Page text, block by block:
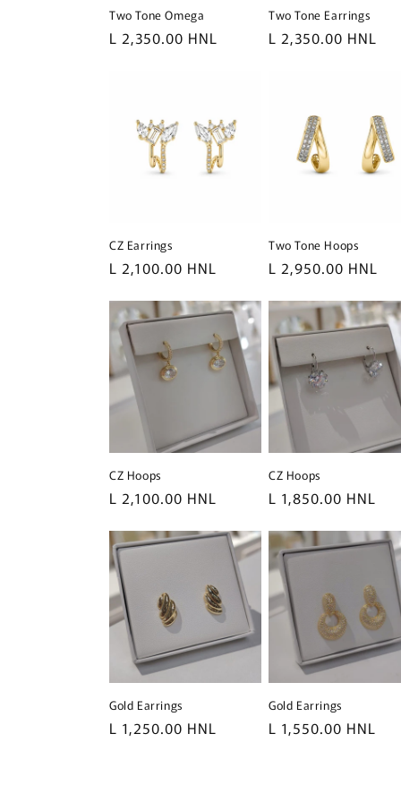
Two Tone Omega
Precio
L 2,350.00 HNL
Two Tone Earrings
Precio
L 2,350.00 HNL
CZ Earrings
Precio
L 2,100.00 HNL
Two Tone Hoops
Precio
L 2,950.00 HNL
CZ Hoops
Precio
L 2,100.00 HNL
CZ Hoops
Precio
L 1,850.00 HNL
Gold Earrings
Precio
L 1,250.00 HNL
Gold Earrings
Precio
L 1,550.00 HNL